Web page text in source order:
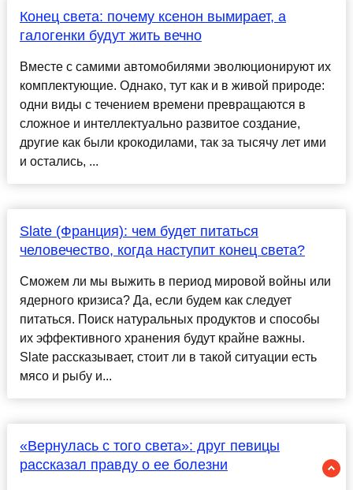
Конец света: почему ксенон вымирает, а
галогенки будут жить вечно
Вместе с самими автомобилями эволюционируют их
комплектующие. Однако, тут как и в живой природе:
одни виды с течением времени превращаются в
сложное и интеллектуально развитое создание,
другие как были крокодилами, так за тысячу лет ими
и остались, ...
Slate (Франция): чем будет питаться
человечество, когда наступит конец света?
Сможем ли мы выжить в период мировой войны или
ядерного кризиса? Да, если будем как следует
питаться. Поиск натуральных продуктов и способы
их эффективного хранения будут крайне важны.
Slate рассказывает, стоит ли в такой ситуации есть
мясо и рыбу и...
«Вернулась с того света»: друг певицы
рассказал правду о ее болезни